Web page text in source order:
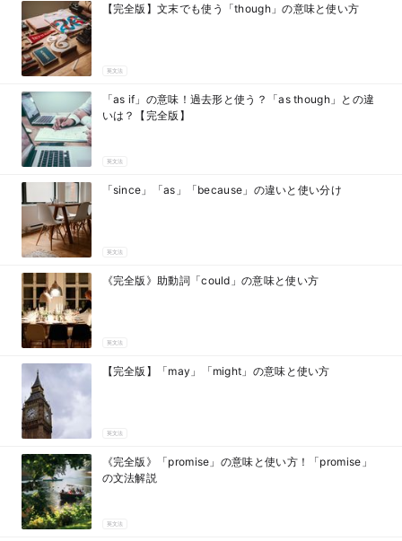
【完全版】文末でも使う「though」の意味と使い方
英文法
「as if」の意味！過去形と使う？「as though」との違
いは？【完全版】
英文法
「since」「as」「because」の違いと使い分け
英文法
《完全版》助動詞「could」の意味と使い方
英文法
【完全版】「may」「might」の意味と使い方
英文法
《完全版》「promise」の意味と使い方！「promise」
の文法解説
英文法